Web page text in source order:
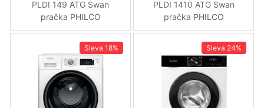
PLDI 149 ATG Swan
pračka PHILCO
PLDI 1410 ATG Swan
pračka PHILCO
Sleva 18% Sleva 24%